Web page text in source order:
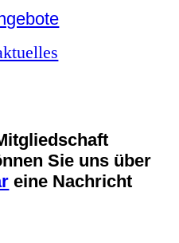
Sie uns über
eine Nachricht